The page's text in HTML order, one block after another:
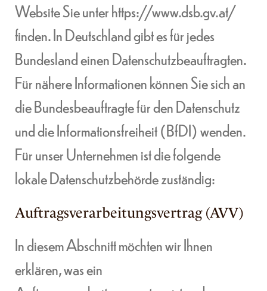
Website Sie unterhttps://www.dsb.gv.at/
finden. In Deutschland gibt es für jedes
Bundesland einen Datenschutzbeauftragten.
Für nähere Informationen können Sie sich an
dieBundesbeauftragte für den Datenschutz
und die Informationsfreiheit (BfDI)wenden.
Für unser Unternehmen ist die folgende
lokale Datenschutzbehörde zuständig:
Auftragsverarbeitungsvertrag (AVV)
In diesem Abschnitt möchten wir Ihnen
erklären, was ein